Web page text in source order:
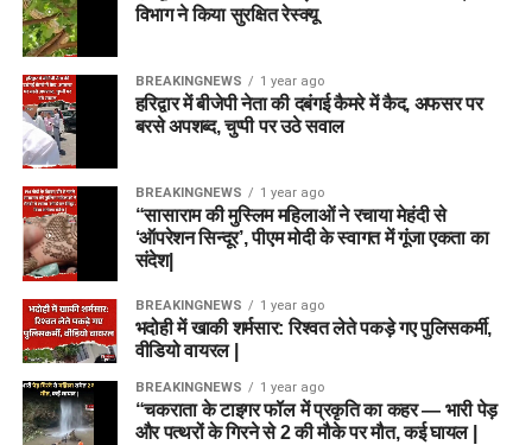
विभाग ने किया सुरक्षित रेस्क्यू
BREAKINGNEWS 1 year ago
हरिद्वार में बीजेपी नेता की दबंगई कैमरे में कैद, अफसर पर
बरसे अपशब्द, चुप्पी पर उठे सवाल
BREAKINGNEWS 1 year ago
“सासाराम की मुस्लिम महिलाओं ने रचाया मेहंदी से
‘ऑपरेशन सिन्दूर’, पीएम मोदी के स्वागत में गूंजा एकता का
संदेश|
BREAKINGNEWS 1 year ago
भदोही में खाकी शर्मसार: रिश्वत लेते पकड़े गए पुलिसकर्मी,
वीडियो वायरल |
BREAKINGNEWS 1 year ago
“चकराता के टाइगर फॉल में प्रकृति का कहर — भारी पेड़
और पत्थरों के गिरने से 2 की मौके पर मौत, कई घायल |